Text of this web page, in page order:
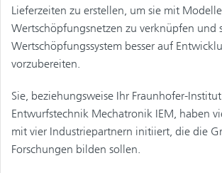
Lieferzeiten zu erstellen, um sie mit
Wertschöpfungsnetzen zu verknüpfen und
Wertschöpfungssystem besser auf
vorzubereiten.
Sie, beziehungsweise Ihr Fraunhofer-
Entwurfstechnik Mechatronik IEM, haben
mit vier Industriepartnern initiiert, die die
Forschungen bilden sollen.